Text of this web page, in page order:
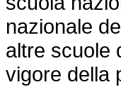
nazionale
altre scuole
vigore della